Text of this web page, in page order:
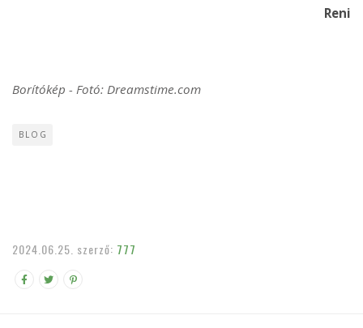
Reni
Borítókép - Fotó: Dreamstime.com
BLOG
2024.06.25. szerző: 777